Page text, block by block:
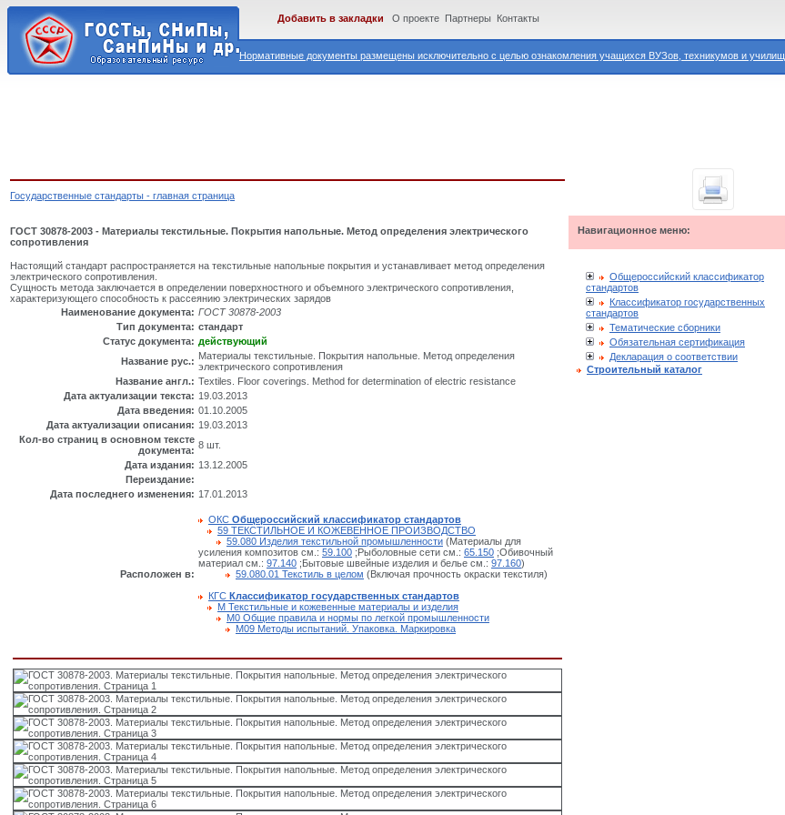
Нормативные документы размещены исключительно с целью ознакомления учащихся ВУЗов, техникумов и училищ.
Добавить в закладки О проекте Партнеры Контакты
Государственные стандарты - главная страница
ГОСТ 30878-2003 - Материалы текстильные. Покрытия напольные. Метод определения электрического
сопротивления
Настоящий стандарт распространяется на текстильные напольные покрытия и устанавливает метод определения
электрического сопротивления.
Сущность метода заключается в определении поверхностного и объемного электрического сопротивления,
характеризующего способность к рассеянию электрических зарядов
Наименование документа: ГОСТ 30878-2003
Тип документа: стандарт
Статус документа: действующий
Название рус.: Материалы текстильные. Покрытия напольные. Метод определения
электрического сопротивления
Название англ.: Textiles. Floor coverings. Method for determination of electric resistance
Дата актуализации текста: 19.03.2013
Дата введения: 01.10.2005
Дата актуализации описания: 19.03.2013
Кол-во страниц в основном тексте
документа: 8 шт.
Дата издания: 13.12.2005
Переиздание:
Дата последнего изменения: 17.01.2013
Расположен в:
ОКС Общероссийский классификатор стандартов
59 ТЕКСТИЛЬНОЕ И КОЖЕВЕННОЕ ПРОИЗВОДСТВО
59.080 Изделия текстильной промышленности (Материалы для
усиления композитов см.: 59.100 ;Рыболовные сети см.: 65.150 ;Обивочный
материал см.: 97.140 ;Бытовые швейные изделия и белье см.: 97.160)
59.080.01 Текстиль в целом (Включая прочность окраски текстиля)
КГС Классификатор государственных стандартов
М Текстильные и кожевенные материалы и изделия
М0 Общие правила и нормы по легкой промышленности
М09 Методы испытаний. Упаковка. Маркировка
Навигационное меню:
Общероссийский классификатор
стандартов
Классификатор государственных
стандартов
Тематические сборники
Обязательная сертификация
Декларация о соответствии
Строительный каталог